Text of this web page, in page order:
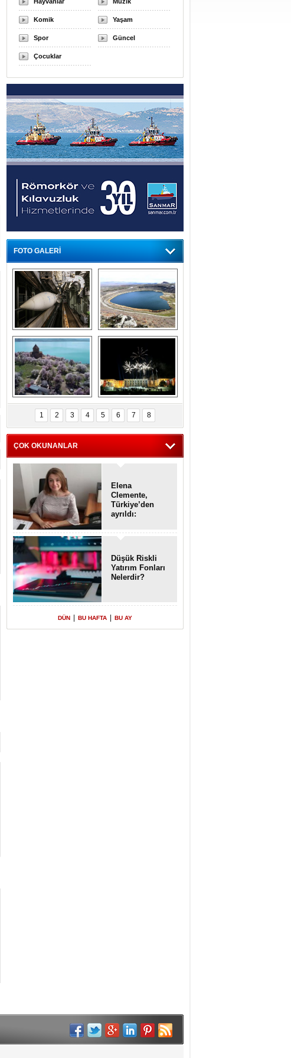
Komik Yaşam
Spor Güncel
Çocuklar
FOTO GALERİ
Askeri gemi
mezarlığındaki terk
edilmiş gemilerin
etkileyici
görüntüleri
Kapadokya'nın
ilkbaharda bir başka
güzel
Ziyaretçisiz kalan
Akdamar Adası
badem çiçekleri ile
görsel bir güzellik
Haftanın
fotoğrafları
1 2 3 4 5 6 7 8
ÇOK OKUNANLAR
Elena
Clemente,
Türkiye’den
ayrıldı:
Enkaz!
Düşük Riskli
Yatırım Fonları
Nelerdir?
DÜN BU HAFTA BU AY